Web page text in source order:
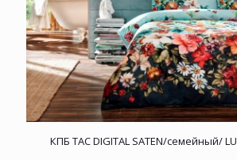
КПБ TAC DIGITAL SATEN/семейный/